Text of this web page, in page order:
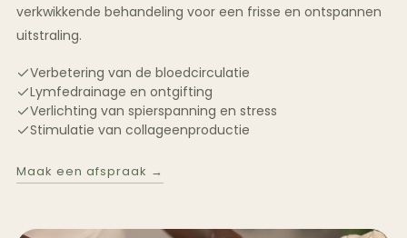
verkwikkende behandeling voor een frisse en ontspannen
uitstraling.
Verbetering van de bloedcirculatie
Lymfedrainage en ontgifting
Verlichting van spierspanning en stress
Stimulatie van collageenproductie
Maak een afspraak →